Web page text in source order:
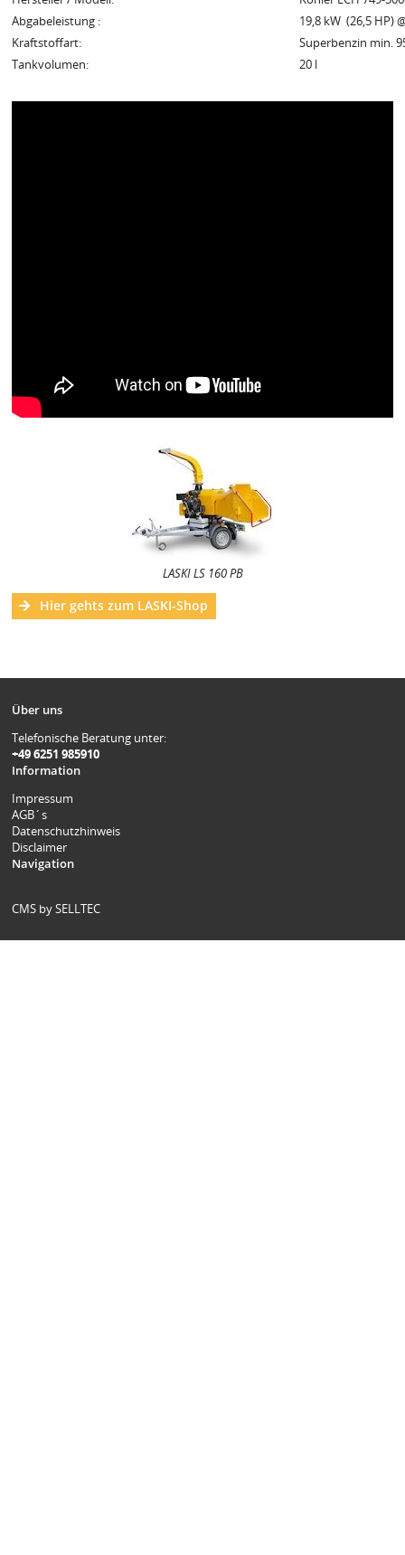
Abgabeleistung :
19,8 kW (26,5 HP)
Kraftstoffart:
Superbenzin min.
Tankvolumen:
20 l
LASKI LS 160 PB
Hier gehts zum LASKI-Shop
Über uns
Telefonische Beratung unter:
+49 6251 985910
Information
Impressum
AGB´s
Datenschutzhinweis
Disclaimer
Navigation
CMS by SELLTEC